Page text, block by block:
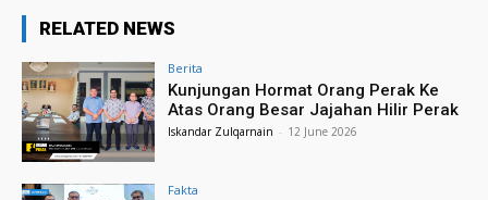
RELATED NEWS
Berita
Kunjungan Hormat Orang Perak Ke
Atas Orang Besar Jajahan Hilir Perak
Iskandar Zulqarnain - 12 June 2026
Fakta